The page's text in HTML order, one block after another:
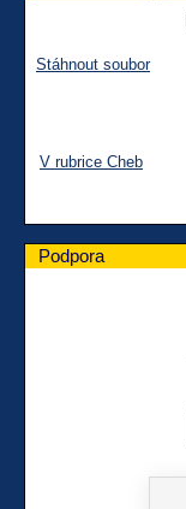
Stáhnout soubor
V rubrice Cheb
Podpora